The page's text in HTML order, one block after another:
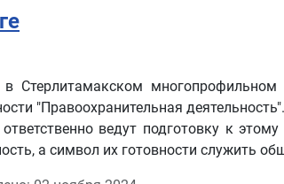
в Стерлитамакском многопрофильном
"Правоохранительная деятельность".
ведут подготовку к
а символ их готовности служить